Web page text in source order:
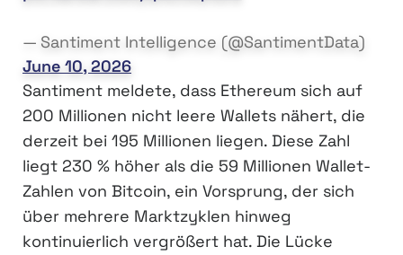
— Santiment Intelligence (@SantimentData)
June 10, 2026
Santiment meldete, dass Ethereum sich auf
200 Millionen nicht leere Wallets nähert, die
derzeit bei 195 Millionen liegen. Diese Zahl
liegt 230 % höher als die 59 Millionen Wallet-
Zahlen von Bitcoin, ein Vorsprung, der sich
über mehrere Marktzyklen hinweg
kontinuierlich vergrößert hat. Die Lücke